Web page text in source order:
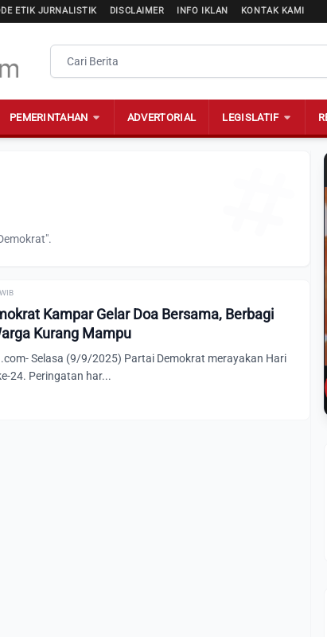
ETIK JURNALISTIK DISCLAIMER INFO IKLAN KONTAK KAMI
PEMERINTAHAN ADVERTORIAL LEGISLATIF
Kampar Gelar Doa Bersama, Berbagi
Kurang Mampu
Selasa (9/9/2025) Partai Demokrat merayakan Hari
24. Peringatan har...